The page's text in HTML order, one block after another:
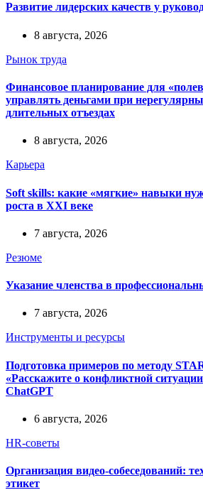
Развитие лидерских качеств у
8 августа, 2026
Рынок труда
Финансовое планирование для
управлять деньгами при
длительных отъездах
8 августа, 2026
Карьера
Soft skills: какие «мягкие» навыки
роста в XXI веке
7 августа, 2026
Резюме
Указание членства в
7 августа, 2026
Инструменты и ресурсы
Подготовка примеров по методу
«Расскажите о конфликтной
ChatGPT
6 августа, 2026
HR-советы
Организация видео-собеседований:
этикет